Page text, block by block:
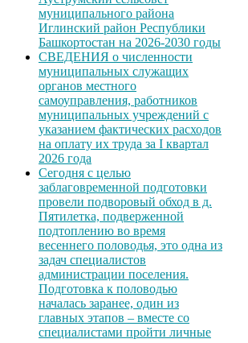
муниципального района
Иглинский район Республики
Башкортостан на 2026-2030 годы
СВЕДЕНИЯ о численности
муниципальных служащих
органов местного
самоуправления, работников
муниципальных учреждений с
указанием фактических расходов
на оплату их труда за I квартал
2026 года
Сегодня с целью
заблаговременной подготовки
провели подворовый обход в д.
Пятилетка, подверженной
подтоплению во время
весеннего половодья, это одна из
задач специалистов
администрации поселения.
Подготовка к половодью
началась заранее, один из
главных этапов – вместе со
специалистами пройти личные